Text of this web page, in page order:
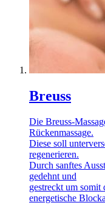
Breuss
Die Breuss-
Rückenmassage.
Diese soll
regenerieren.
Durch sanftes
gedehnt und
gestreckt um somit
energetische